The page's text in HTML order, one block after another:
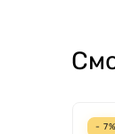
- 7%